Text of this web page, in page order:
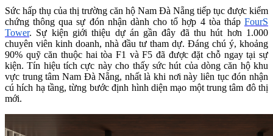
Sức hấp thụ của thị trường căn hộ Nam Đà Nẵng tiếp tục được kiểm
chứng thông qua sự đón nhận dành cho tổ hợp 4 tòa tháp FourS
Tower. Sự kiện giới thiệu dự án gần đây đã thu hút hơn 1.000
chuyên viên kinh doanh, nhà đầu tư tham dự. Đáng chú ý, khoảng
90% quỹ căn thuộc hai tòa F1 và F5 đã được đặt chỗ ngay tại sự
kiện. Tín hiệu tích cực này cho thấy sức hút của dòng căn hộ khu
vực trung tâm Nam Đà Nẵng, nhất là khi nơi này liên tục đón nhận
cú hích hạ tầng, từng bước định hình diện mạo một trung tâm đô thị
mới.